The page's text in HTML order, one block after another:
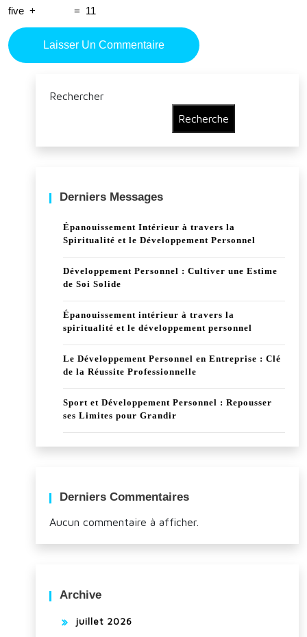
five + = 11
Rechercher
Recherche
Derniers Messages
Épanouissement Intérieur à travers la
Spiritualité et le Développement Personnel
Développement Personnel : Cultiver une Estime
de Soi Solide
Épanouissement intérieur à travers la
spiritualité et le développement personnel
Le Développement Personnel en Entreprise : Clé
de la Réussite Professionnelle
Sport et Développement Personnel : Repousser
ses Limites pour Grandir
Derniers Commentaires
Aucun commentaire à afficher.
Archive
juillet 2026